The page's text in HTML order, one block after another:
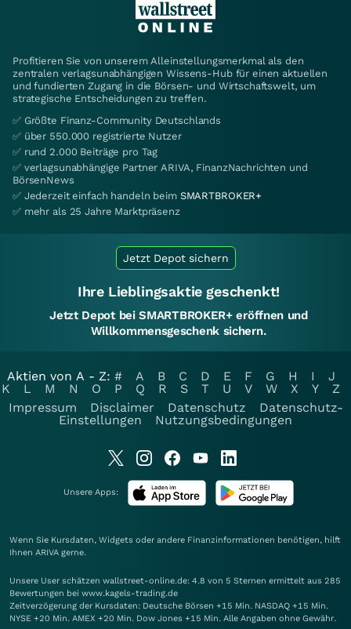
Profitieren Sie von unserem Alleinstellungsmerkmal als den
zentralen verlagsunabhängigen Wissens-Hub für einen aktuellen
und fundierten Zugang in die Börsen- und Wirtschaftswelt, um
strategische Entscheidungen zu treffen.
✅ Größte Finanz-Community Deutschlands
✅ über 550.000 registrierte Nutzer
✅ rund 2.000 Beiträge pro Tag
✅ verlagsunabhängige Partner ARIVA, FinanzNachrichten und
BörsenNews
✅ Jederzeit einfach handeln beim SMARTBROKER+
✅ mehr als 25 Jahre Marktpräsenz
Jetzt Depot sichern
Ihre Lieblingsaktie geschenkt!
Jetzt Depot bei SMARTBROKER+ eröffnen und
Willkommensgeschenk sichern.
Aktien von A - Z: # A B C D E F G H I
J
K
L M N O P Q R S T U V W X Y
Z
Impressum
Disclaimer Datenschutz
Datenschutz-
Einstellungen
Nutzungsbedingungen
Unsere Apps:
Wenn Sie Kursdaten, Widgets oder andere Finanzinformationen benötigen, hilft
Ihnen ARIVA gerne.
Unsere User schätzen wallstreet-online.de: 4.8 von 5 Sternen ermittelt aus 285
Bewertungen bei www.kagels-trading.de
Zeitverzögerung der Kursdaten: Deutsche Börsen +15 Min. NASDAQ +15 Min.
NYSE +20 Min. AMEX +20 Min. Dow Jones +15 Min. Alle Angaben ohne Gewähr.